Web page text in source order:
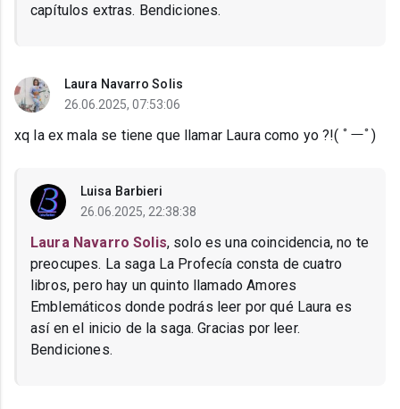
capítulos extras. Bendiciones.
Laura Navarro Solis
26.06.2025, 07:53:06
xq la ex mala se tiene que llamar Laura como yo ?!( ﾟーﾟ)
Luisa Barbieri
26.06.2025, 22:38:38
Laura Navarro Solis, solo es una coincidencia, no te
preocupes. La saga La Profecía consta de cuatro
libros, pero hay un quinto llamado Amores
Emblemáticos donde podrás leer por qué Laura es
así en el inicio de la saga. Gracias por leer.
Bendiciones.